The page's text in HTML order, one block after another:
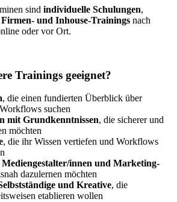
sind individuelle Schulungen,
Firmen- und Inhouse-Trainings nach
oder vor Ort.
Trainings geeignet?
, die einen fundierten Überblick über
Workflows suchen
mit Grundkenntnissen, die sicherer und
möchten
, die ihr Wissen vertiefen und Workflows
innen und Marketing-
dazulernen möchten
und Kreative, die
etablieren wollen